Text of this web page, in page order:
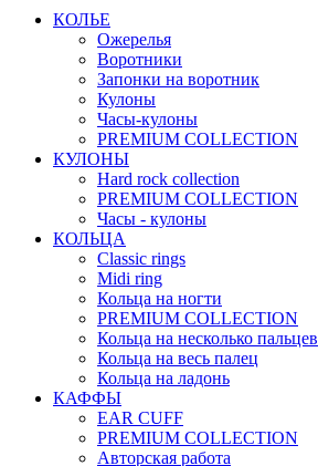
КОЛЬЕ
Ожерелья
Воротники
Запонки на воротник
Кулоны
Часы-кулоны
PREMIUM COLLECTION
КУЛОНЫ
Hard rock collection
PREMIUM COLLECTION
Часы - кулоны
КОЛЬЦА
Classic rings
Midi ring
Кольца на ногти
PREMIUM COLLECTION
Кольца на несколько пальцев
Кольца на весь палец
Кольца на ладонь
КАФФЫ
EAR CUFF
PREMIUM COLLECTION
Авторская работа